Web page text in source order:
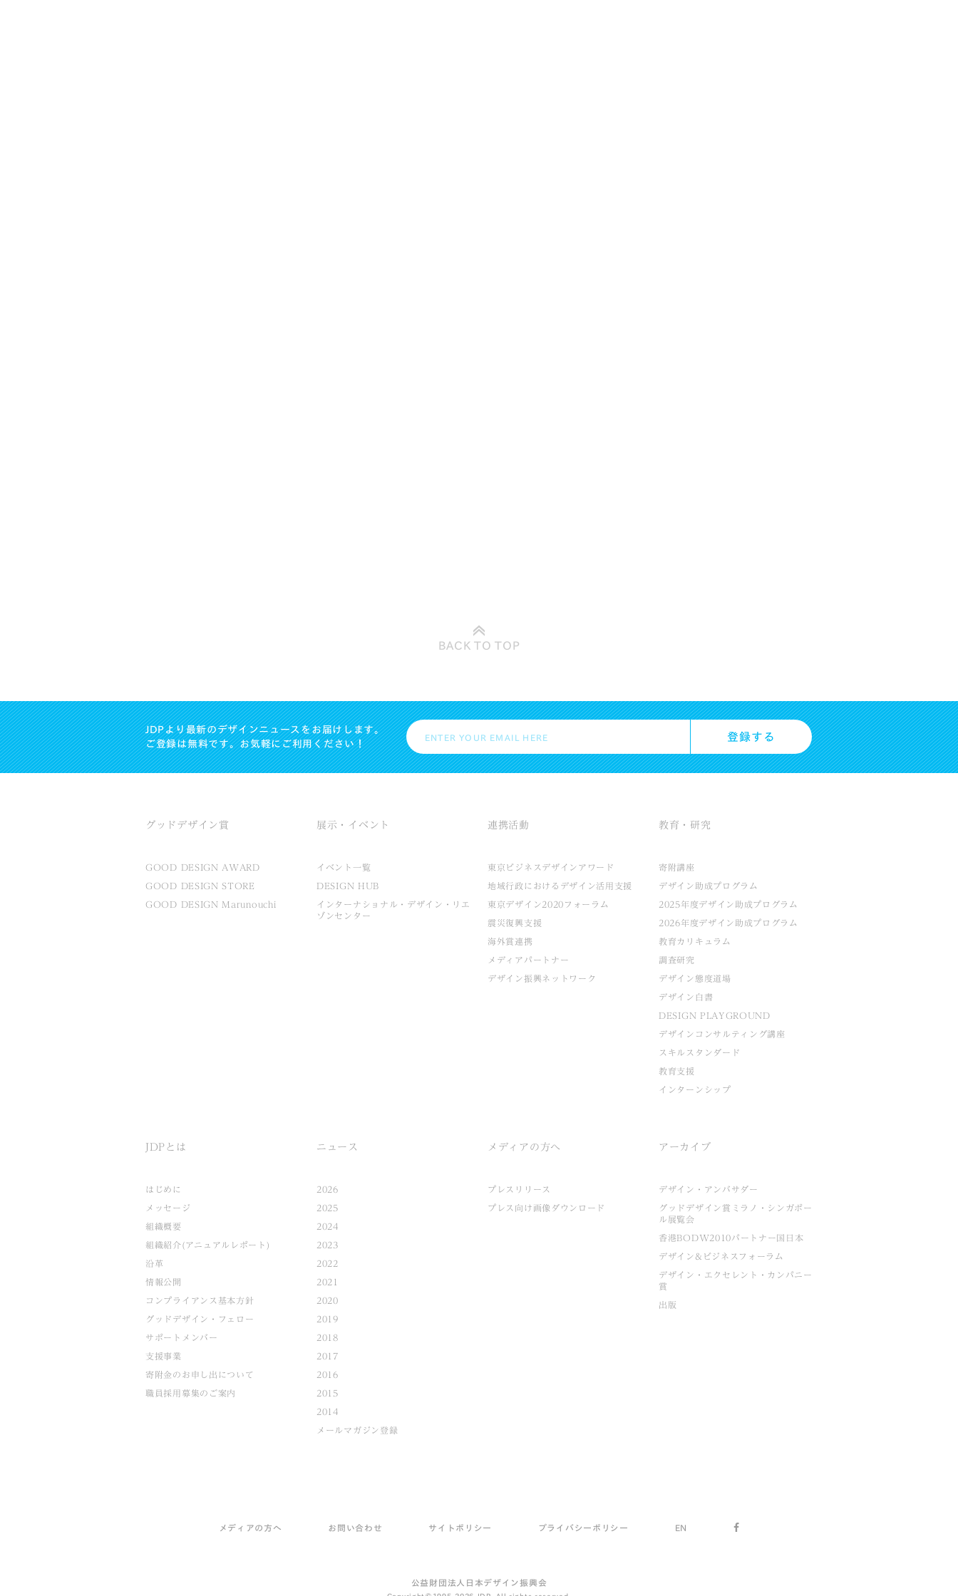
BACK TOTOP
JDPより最新のデザインニュースをお届けします。
ご登録は無料です。お気軽にご利用ください！
グッドデザイン賞
GOOD DESIGN AWARD
GOOD DESIGN STORE
GOOD DESIGN Marunouchi
展示・イベント
イベント一覧
DESIGN HUB
インターナショナル・デザイン・リエ
ゾンセンター
連携活動
東京ビジネスデザインアワード
地域行政におけるデザイン活用支援
東京デザイン2020フォーラム
震災復興支援
海外賞連携
メディアパートナー
デザイン振興ネットワーク
教育・研究
寄附講座
デザイン助成プログラム
2025年度デザイン助成プログラム
2026年度デザイン助成プログラム
教育カリキュラム
調査研究
デザイン態度道場
デザイン白書
DESIGN PLAYGROUND
デザインコンサルティング講座
スキルスタンダード
教育支援
インターンシップ
JDPとは
はじめに
メッセージ
組織概要
組織紹介(アニュアルレポート)
沿革
情報公開
コンプライアンス基本方針
グッドデザイン・フェロー
サポートメンバー
支援事業
寄附金のお申し出について
職員採用募集のご案内
ニュース
2026
2025
2024
2023
2022
2021
2020
2019
2018
2017
2016
2015
2014
メールマガジン登録
メディアの方へ
プレスリリース
プレス向け画像ダウンロード
アーカイブ
デザイン・アンバサダー
グッドデザイン賞ミラノ・シンガポー
ル展覧会
香港BODW2010パートナー国日本
デザイン&ビジネスフォーラム
デザイン・エクセレント・カンパニー
賞
出版
メディアの方へ お問い合わせ サイトポリシー プライバシーポリシー EN
公益財団法人日本デザイン振興会